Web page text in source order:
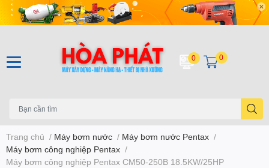
0 0
Trang chủ / Máy bơm nước / Máy bơm nước Pentax /
Máy bơm công nghiệp Pentax /
Máy bơm công nghiệp Pentax CM50-250B 18.5KW/25HP